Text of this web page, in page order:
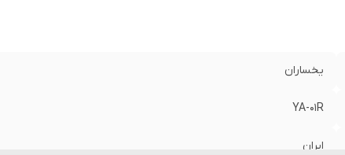
یخساران
YA-01R
ایران